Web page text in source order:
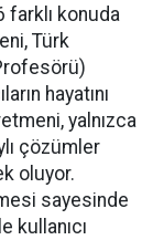
farklı konuda
Türk
hayatını
yalnızca
çözümler
oluyor.
sayesinde
kullanıcı